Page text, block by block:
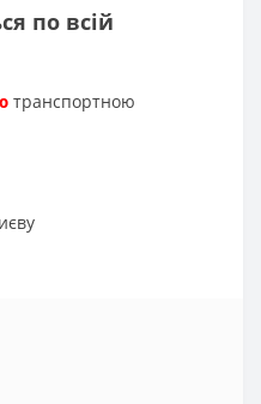
по всій
транспортною